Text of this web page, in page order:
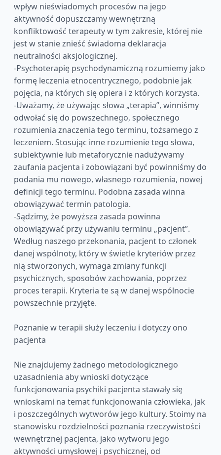
wpływ nieświadomych procesów na jego
aktywność dopuszczamy wewnętrzną
konfliktowość terapeuty w tym zakresie, której nie
jest w stanie znieść świadoma deklaracja
neutralności aksjologicznej.
-Psychoterapię psychodynamiczną rozumiemy jako
formę leczenia etnocentrycznego, podobnie jak
pojęcia, na których się opiera i z których korzysta.
-Uważamy, że używając słowa „terapia”, winniśmy
odwołać się do powszechnego, społecznego
rozumienia znaczenia tego terminu, tożsamego z
leczeniem. Stosując inne rozumienie tego słowa,
subiektywnie lub metaforycznie nadużywamy
zaufania pacjenta i zobowiązani być powinniśmy do
podania mu nowego, własnego rozumienia, nowej
definicji tego terminu. Podobna zasada winna
obowiązywać termin patologia.
-Sądzimy, że powyższa zasada powinna
obowiązywać przy używaniu terminu „pacjent”.
Według naszego przekonania, pacjent to członek
danej wspólnoty, który w świetle kryteriów przez
nią stworzonych, wymaga zmiany funkcji
psychicznych, sposobów zachowania, poprzez
proces terapii. Kryteria te są w danej wspólnocie
powszechnie przyjęte.
Poznanie w terapii służy leczeniu i dotyczy ono
pacjenta
Nie znajdujemy żadnego metodologicznego
uzasadnienia aby wnioski dotyczące
funkcjonowania psychiki pacjenta stawały się
wnioskami na temat funkcjonowania człowieka, jak
i poszczególnych wytworów jego kultury. Stoimy na
stanowisku rozdzielności poznania rzeczywistości
wewnętrznej pacjenta, jako wytworu jego
aktywności umysłowej i psychicznej, od